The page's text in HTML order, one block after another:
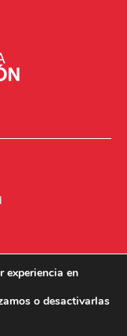
experiencia en
o desactivarlas